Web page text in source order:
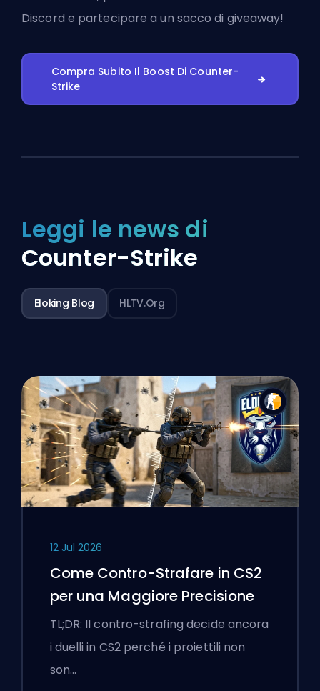
Discord e partecipare a un sacco di giveaway!
Compra Subito Il Boost Di Counter-
Strike
Leggi le news di
Counter-Strike
Eloking Blog HLTV.org
12 Jul 2026
Come Contro-Strafare in CS2
per una Maggiore Precisione
TL;DR: Il contro-strafing decide ancora
i duelli in CS2 perché i proiettili non
son…